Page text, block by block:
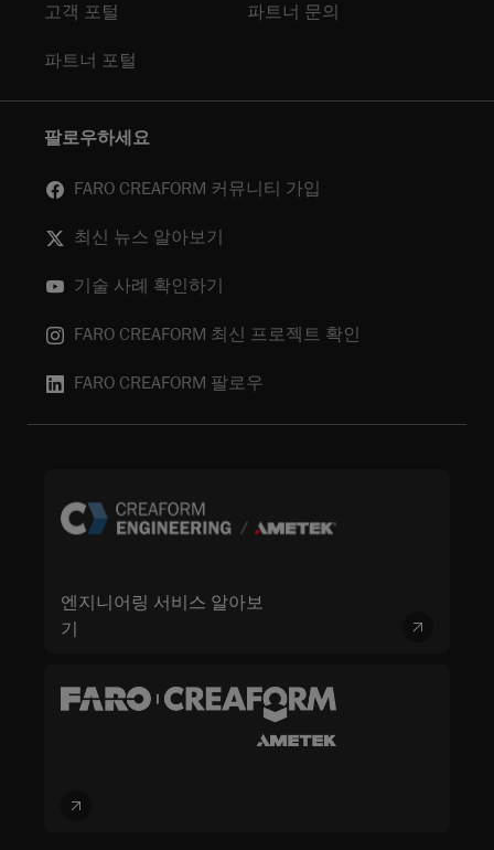
고객 포털 파트너 문의
파트너 포털
팔로우하세요
FARO CREAFORM 커뮤니티 가입
최신 뉴스 알아보기
기술 사례 확인하기
FARO CREAFORM 최신 프로젝트 확인
FARO CREAFORM 팔로우
엔지니어링 서비스 알아보
기